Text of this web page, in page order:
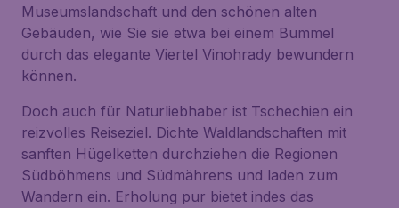
Museumslandschaft und den schönen alten
Gebäuden, wie Sie sie etwa bei einem Bummel
durch das elegante Viertel Vinohrady bewundern
können.
Doch auch für Naturliebhaber ist Tschechien ein
reizvolles Reiseziel. Dichte Waldlandschaften mit
sanften Hügelketten durchziehen die Regionen
Südböhmens und Südmährens und laden zum
Wandern ein. Erholung pur bietet indes das